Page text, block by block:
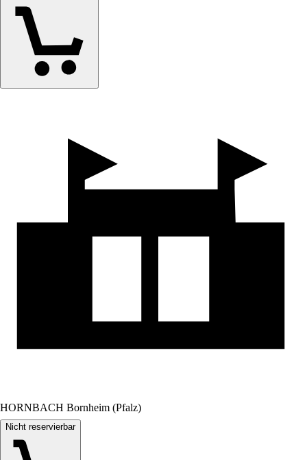
HORNBACH Bornheim (Pfalz)
Nicht reservierbar